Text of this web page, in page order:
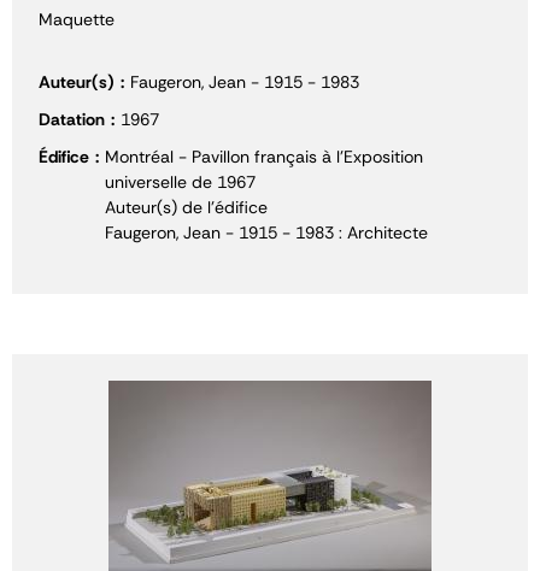
Maquette
Auteur(s)
Faugeron, Jean - 1915 - 1983
Datation
1967
Édifice
Montréal - Pavillon français à l'Exposition
universelle de 1967
Auteur(s) de l'édifice
Faugeron, Jean - 1915 - 1983 : Architecte